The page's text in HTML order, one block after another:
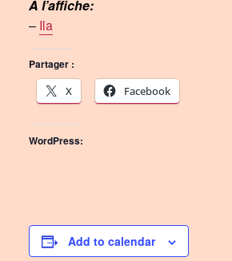
À l’affiche:
– Ila
Partager :
X
Facebook
WordPress:
Add to calendar